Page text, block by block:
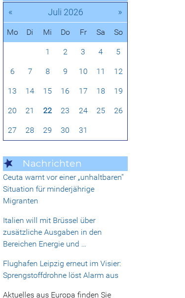
« Juli 2026 »
Mo Di Mi Do Fr Sa So
1 2 3 4 5
6 7 8 9 10 11 12
13 14 15 16 17 18 19
20 21 22 23 24 25 26
27 28 29 30 31
Nachrichten
Ceuta warnt vor einer „unhaltbaren“
Situation für minderjährige
Migranten
Italien will mit Brüssel über
zusätzliche Ausgaben in den
Bereichen Energie und …
Flughafen Leipzig erneut im Visier:
Sprengstoffdrohne löst Alarm aus
Aktuelles aus Europa finden Sie